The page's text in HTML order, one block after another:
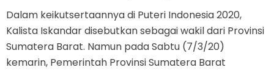
Dalam keikutsertaannya di Puteri Indonesia 2020,
Kalista Iskandar disebutkan sebagai wakil dari Provinsi
Sumatera Barat. Namun pada Sabtu (7/3/20)
kemarin, Pemerintah Provinsi Sumatera Barat